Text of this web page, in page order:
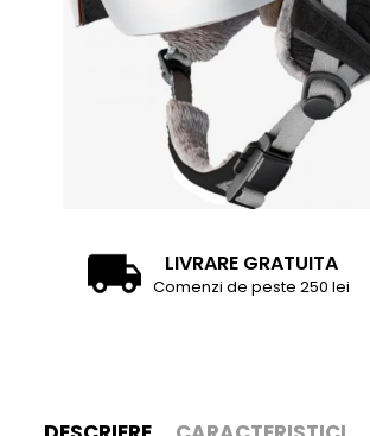
Pantaloni outdoor
LIVRARE GRATUITA
Comenzi de peste 250 lei